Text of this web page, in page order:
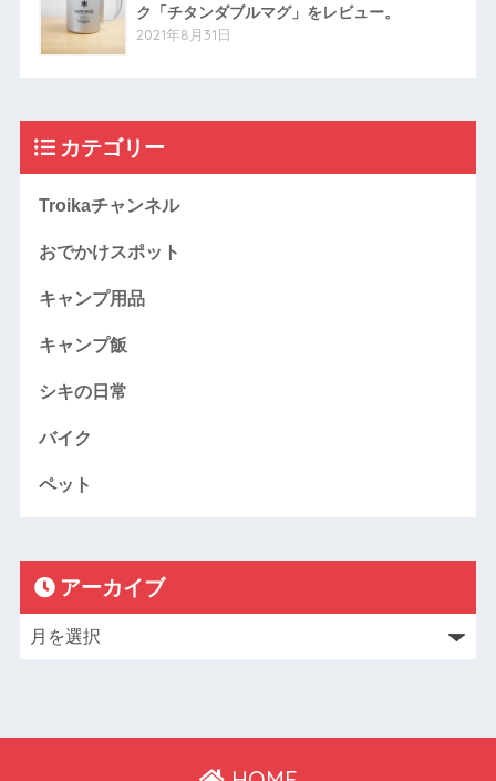
ク「チタンダブルマグ」をレビュー。
2021年8月31日
カテゴリー
Troikaチャンネル
おでかけスポット
キャンプ用品
キャンプ飯
シキの日常
バイク
ペット
アーカイブ